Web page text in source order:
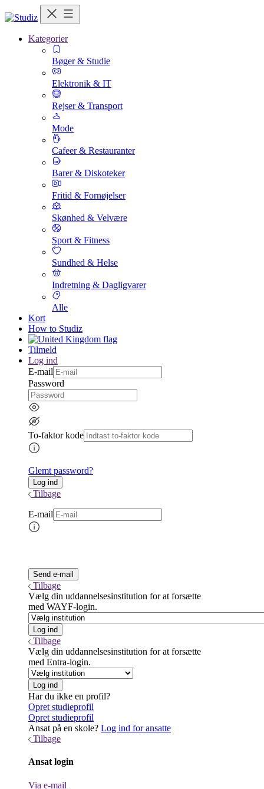
Kategorier
Bøger & Studie
Elektronik & IT
Rejser & Transport
Mode
Cafeer & Restauranter
Barer & Diskoteker
Fritid & Fornøjelser
Skønhed & Velvære
Sport & Fitness
Sundhed & Helse
Indretning & Dagligvarer
Alle
Kort
How to Studiz
Tilmeld
Log ind
E-mail
Password
To-faktor kode
Glemt password?
Tilbage
E-mail
Tilbage
Vælg din uddannelsesinstitution for at forsætte
med WAYF-login.
Tilbage
Vælg din uddannelsesinstitution for at forsætte
med Entra-login.
Har du ikke en profil?
Opret studieprofil
Opret studieprofil
Ansat på en skole? Log ind for ansatte
Tilbage
Ansat login
Via e-mail